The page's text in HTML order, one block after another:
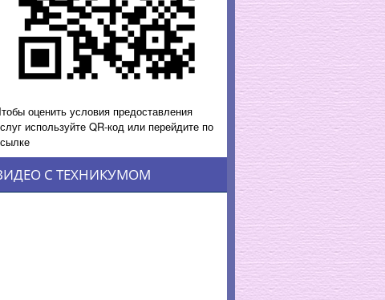
оценить условия предоставления
используйте QR-код или перейдите по
С ТЕХНИКУМОМ